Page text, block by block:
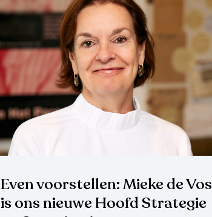
Even voorstellen: Mieke de Vos
is ons nieuwe Hoofd Strategie